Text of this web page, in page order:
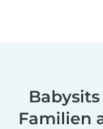
Familien